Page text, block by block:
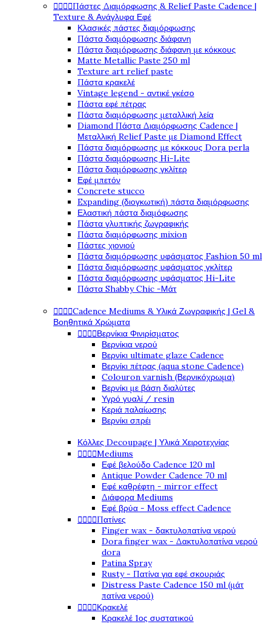
Πάστες Διαμόρφωσης & Relief Paste Cadence |
Texture & Ανάγλυφα Εφέ
Κλασικές πάστες διαμόρφωσης
Πάστα διαμόρφωσης διάφανη
Πάστα διαμόρφωσης διάφανη με κόκκους
Matte Metallic Paste 250 ml
Texture art relief paste
Πάστα κρακελέ
Vintage legend - αντικέ γκέσο
Πάστα εφέ πέτρας
Πάστα διαμόρφωσης μεταλλική λεία
Diamond Πάστα Διαμόρφωσης Cadence |
Μεταλλική Relief Paste με Diamond Effect
Πάστα διαμόρφωσης με κόκκους Dora perla
Πάστα διαμόρφωσης Hi-Lite
Πάστα διαμόρφωσης γκλίτερ
Εφέ μπετόν
Concrete stucco
Expanding (διογκωτική) πάστα διαμόρφωσης
Ελαστική πάστα διαμόφωσης
Πάστα γλυπτικής ζωγραφικής
Πάστα διαμόρφωσης mixion
Πάστες χιονιού
Πάστα διαμόρφωσης υφάσματος Fashion 50 ml
Πάστα διαμόρφωσης υφάσματος γκλίτερ
Πάστα διαμόρφωσης υφάσματος Hi-Lite
Πάστα Shabby Chic -Μάτ
Cadence Mediums & Υλικά Ζωγραφικής | Gel &
Βοηθητικά Χρώματα
Βερνίκια Φινιρίσματος
Βερνίκια νερού
Βερνίκι ultimate glaze Cadence
Βερνίκι πέτρας (aqua stone Cadence)
Colouron varnish (Βερνικόχρωμα)
Βερνίκι με βάση διαλύτες
Υγρό γυαλί / resin
Κεριά παλαίωσης
Βερνίκι σπρέι
Κόλλες Decoupage | Υλικά Χειροτεχνίας
Mediums
Εφέ βελούδο Cadence 120 ml
Antique Powder Cadence 70 ml
Εφέ καθρέφτη - mirror effect
Διάφορα Mediums
Εφέ βρύα - Moss effect Cadence
Πατίνες
Finger wax - δακτυλοπατίνα νερού
Dora finger wax - Δακτυλοπατίνα νερού
dora
Patina Spray
Rusty - Πατίνα για εφέ σκουριάς
Distress Paste Cadence 150 ml (μάτ
πατίνα νερού)
Κρακελέ
Κρακελέ 1ος συστατικού